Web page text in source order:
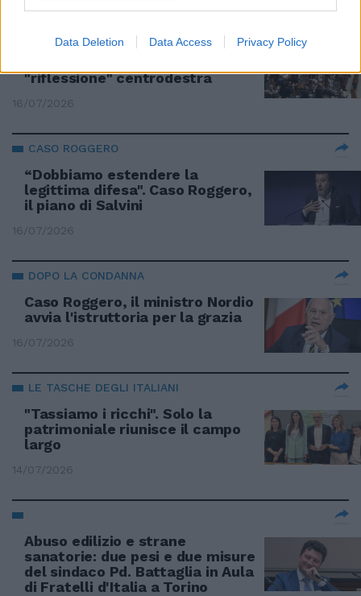
Data Deletion Data Access Privacy Policy
Legge elettorale: ok della
"riflessione" centrodestra
16/07/2026
CASO ROGGERO
“Dobbiamo estendere la
legittima difesa". Caso Roggero,
il piano di Salvini
16/07/2026
DOPO LA CONDANNA
Caso Roggero, il ministro Nordio
avvia l'istruttoria per la grazia
16/07/2026
LE TASCHE DEGLI ITALIANI
"Tassiamo i ricchi". Solo la
patrimoniale riunisce il campo
largo
14/07/2026
Abuso edilizio e strane
sanatorie: due pesi e due misure
del sindaco Pd. Battaglia in Aula
di Fratelli d'Italia a Torino